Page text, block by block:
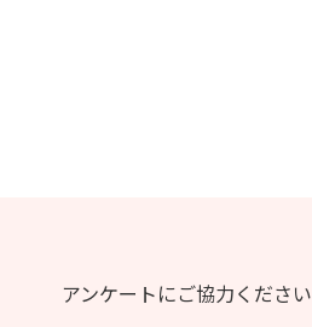
アンケートにご協力ください